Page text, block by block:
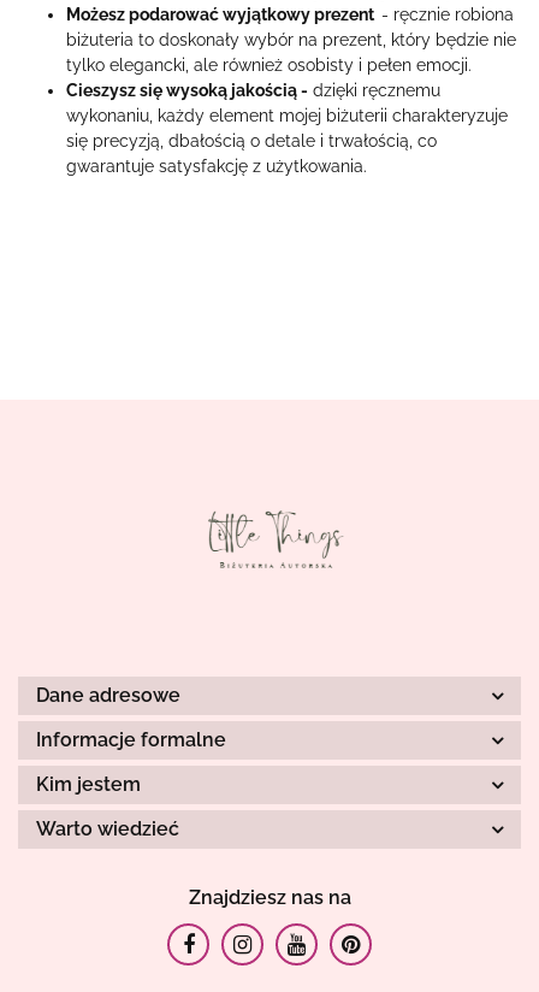
Możesz podarować wyjątkowy prezent - ręcznie robiona
biżuteria to doskonały wybór na prezent, który będzie nie
tylko elegancki, ale również osobisty i pełen emocji.
Cieszysz się wysoką jakością - dzięki ręcznemu
wykonaniu, każdy element mojej biżuterii charakteryzuje
się precyzją, dbałością o detale i trwałością, co
gwarantuje satysfakcję z użytkowania.
Dane adresowe
Informacje formalne
Kim jestem
Warto wiedzieć
Znajdziesz nas na